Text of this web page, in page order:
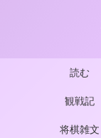
読む
観戦記
将棋雑文